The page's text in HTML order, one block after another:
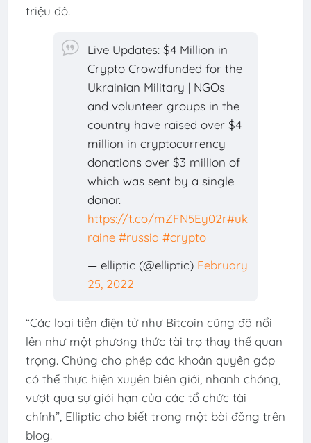
triệu đô.
Live Updates: $4 Million in
Crypto Crowdfunded for the
Ukrainian Military | NGOs
and volunteer groups in the
country have raised over $4
million in cryptocurrency
donations over $3 million of
which was sent by a single
donor.
https://t.co/mZFN5Ey02r#uk
raine #russia #crypto
— elliptic (@elliptic) February
25, 2022
“Các loại tiền điện tử như Bitcoin cũng đã nổi
lên như một phương thức tài trợ thay thế quan
trọng. Chúng cho phép các khoản quyên góp
có thể thực hiện xuyên biên giới, nhanh chóng,
vượt qua sự giới hạn của các tổ chức tài
chính”, Elliptic cho biết trong một bài đăng trên
blog.